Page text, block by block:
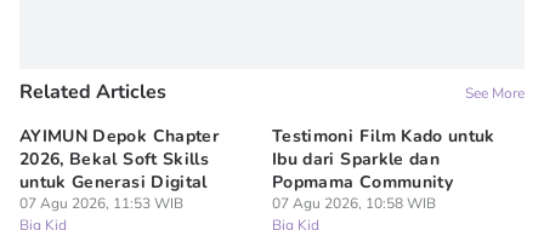
Related Articles See More
AYIMUN Depok Chapter
2026, Bekal Soft Skills
untuk Generasi Digital
07 Agu 2026, 11:53 WIB
Big Kid
Testimoni Film Kado untuk
Ibu dari Sparkle dan
Popmama Community
07 Agu 2026, 10:58 WIB
Big Kid